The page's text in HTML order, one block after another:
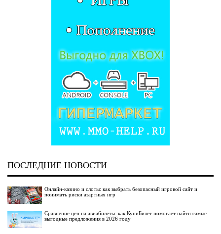
ПОСЛЕДНИЕ НОВОСТИ
Онлайн-казино и слоты: как выбрать безопасный игровой сайт и
понимать риски азартных игр
Сравнение цен на авиабилеты: как КупиБилет помогает найти самые
выгодные предложения в 2026 году